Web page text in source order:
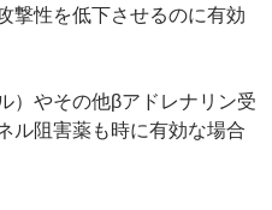
撃性を低下させるのに有効
）やその他βアドレナリン受
ル阻害薬も時に有効な場合